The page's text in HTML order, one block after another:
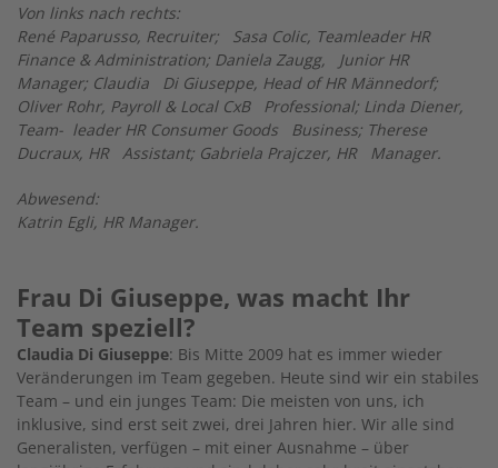
Von links nach rechts:
René Paparusso, Recruiter; Sasa Colic, Teamleader HR
Finance & Administration; Daniela Zaugg, Junior HR
Manager; Claudia Di Giuseppe, Head of HR Männedorf;
Oliver Rohr, Payroll & Local CxB Professional; Linda Diener,
Team- leader HR Consumer Goods Business; Therese
Ducraux, HR Assistant; Gabriela Prajczer, HR Manager.
Abwesend:
Katrin Egli, HR Manager.
Frau Di Giuseppe, was macht Ihr
Team speziell?
Claudia Di Giuseppe: Bis Mitte 2009 hat es immer wieder
Veränderungen im Team gegeben. Heute sind wir ein stabiles
Team – und ein junges Team: Die meisten von uns, ich
inklusive, sind erst seit zwei, drei Jahren hier. Wir alle sind
Generalisten, verfügen – mit einer Ausnahme – über